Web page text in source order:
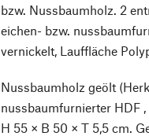
bzw. Nussbaumholz. 2
eichen- bzw.
vernickelt, Lauffläche
Nussbaumholz geölt
nussbaumfurnierter HDF
H 55 × B 50 × T 5,5 cm.